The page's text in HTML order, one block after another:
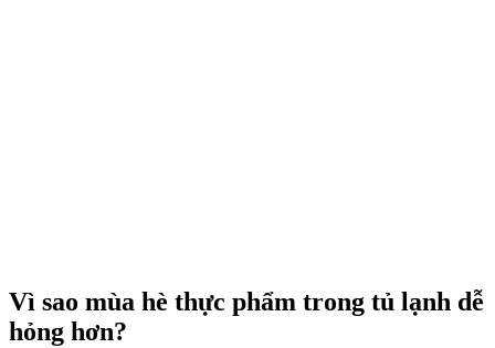
Vì sao mùa hè thực phẩm trong tủ lạnh dễ
hỏng hơn?